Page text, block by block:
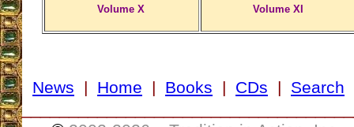
Volume X Volume XI
News | Home | Books | CDs | Search